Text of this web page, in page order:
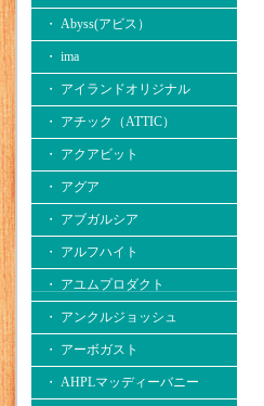
・ Abyss(アビス）
・ ima
・ アイランドオリジナル
・ アチック（ATTIC）
・ アクアビット
・ アグア
・ アブガルシア
・ アルフハイト
・ アユムプロダクト
・ アンクルジョッシュ
・ アーボガスト
・ AHPLマッディーバニー